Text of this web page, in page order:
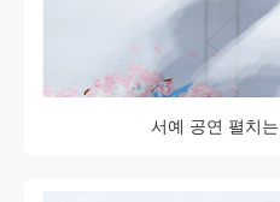
서예 공연 펼치